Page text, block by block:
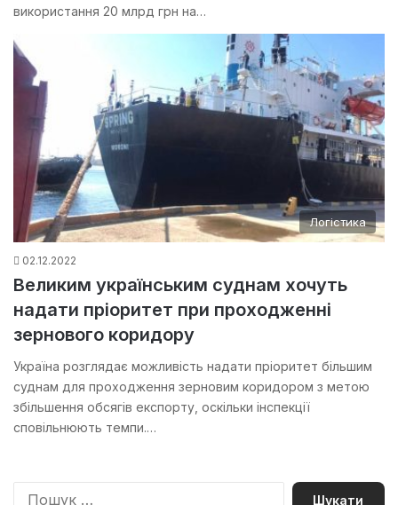
використання 20 млрд грн на…
Логістика
02.12.2022
Великим українським суднам хочуть
надати пріоритет при проходженні
зернового коридору
Україна розглядає можливість надати пріоритет більшим
суднам для проходження зерновим коридором з метою
збільшення обсягів експорту, оскільки інспекції
сповільнюють темпи.…
П